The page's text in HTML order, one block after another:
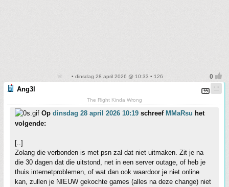
• dinsdag 28 april 2026 @ 10:33 • 126
Ang3l
The Right Kinda Wrong
Op dinsdag 28 april 2026 10:19 schreef MMaRsu het
volgende:
[..]
Zolang die verbonden is met psn zal dat niet uitmaken. Zit je na
die 30 dagen dat die uitstond, net in een server outage, of heb je
thuis internetproblemen, of wat dan ook waardoor je niet online
kan, zullen je NIEUW gekochte games (alles na deze change) niet